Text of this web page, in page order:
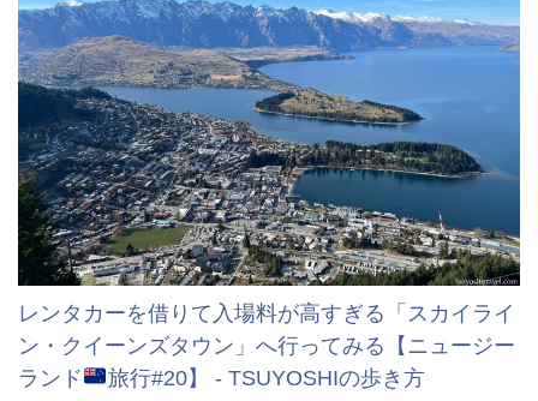
レンタカーを借りて入場料が高すぎる「スカイライ
ン・クイーンズタウン」へ行ってみる【ニュージー
ランド
旅行#20】 - TSUYOSHIの歩き方